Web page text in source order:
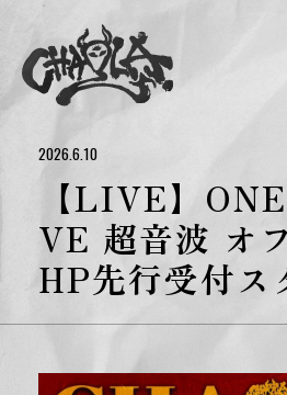
o
n
t
e
n
t
2026.6.10
【LIVE】
VE 超音波 オ
HP先行受付ス